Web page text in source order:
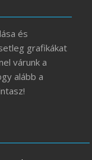
és
grafikákat
várunk a
alább a